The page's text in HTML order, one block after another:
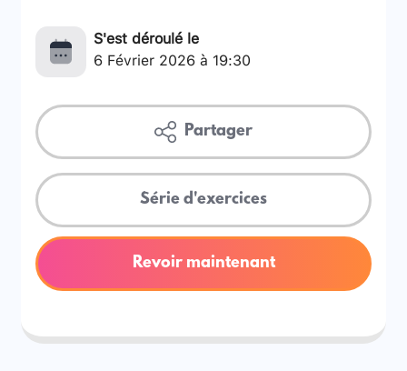
S'est déroulé le
6 Février 2026 à 19:30
Partager
Série d'exercices
Revoir maintenant